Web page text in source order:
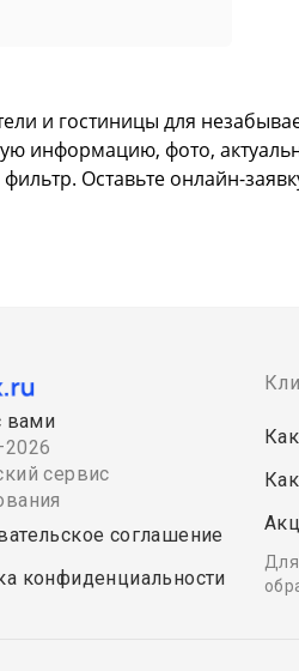
и гостиницы для
информацию, фото,
Оставьте онлайн-
вами
сервис
соглашение
конфиденциальности
Для